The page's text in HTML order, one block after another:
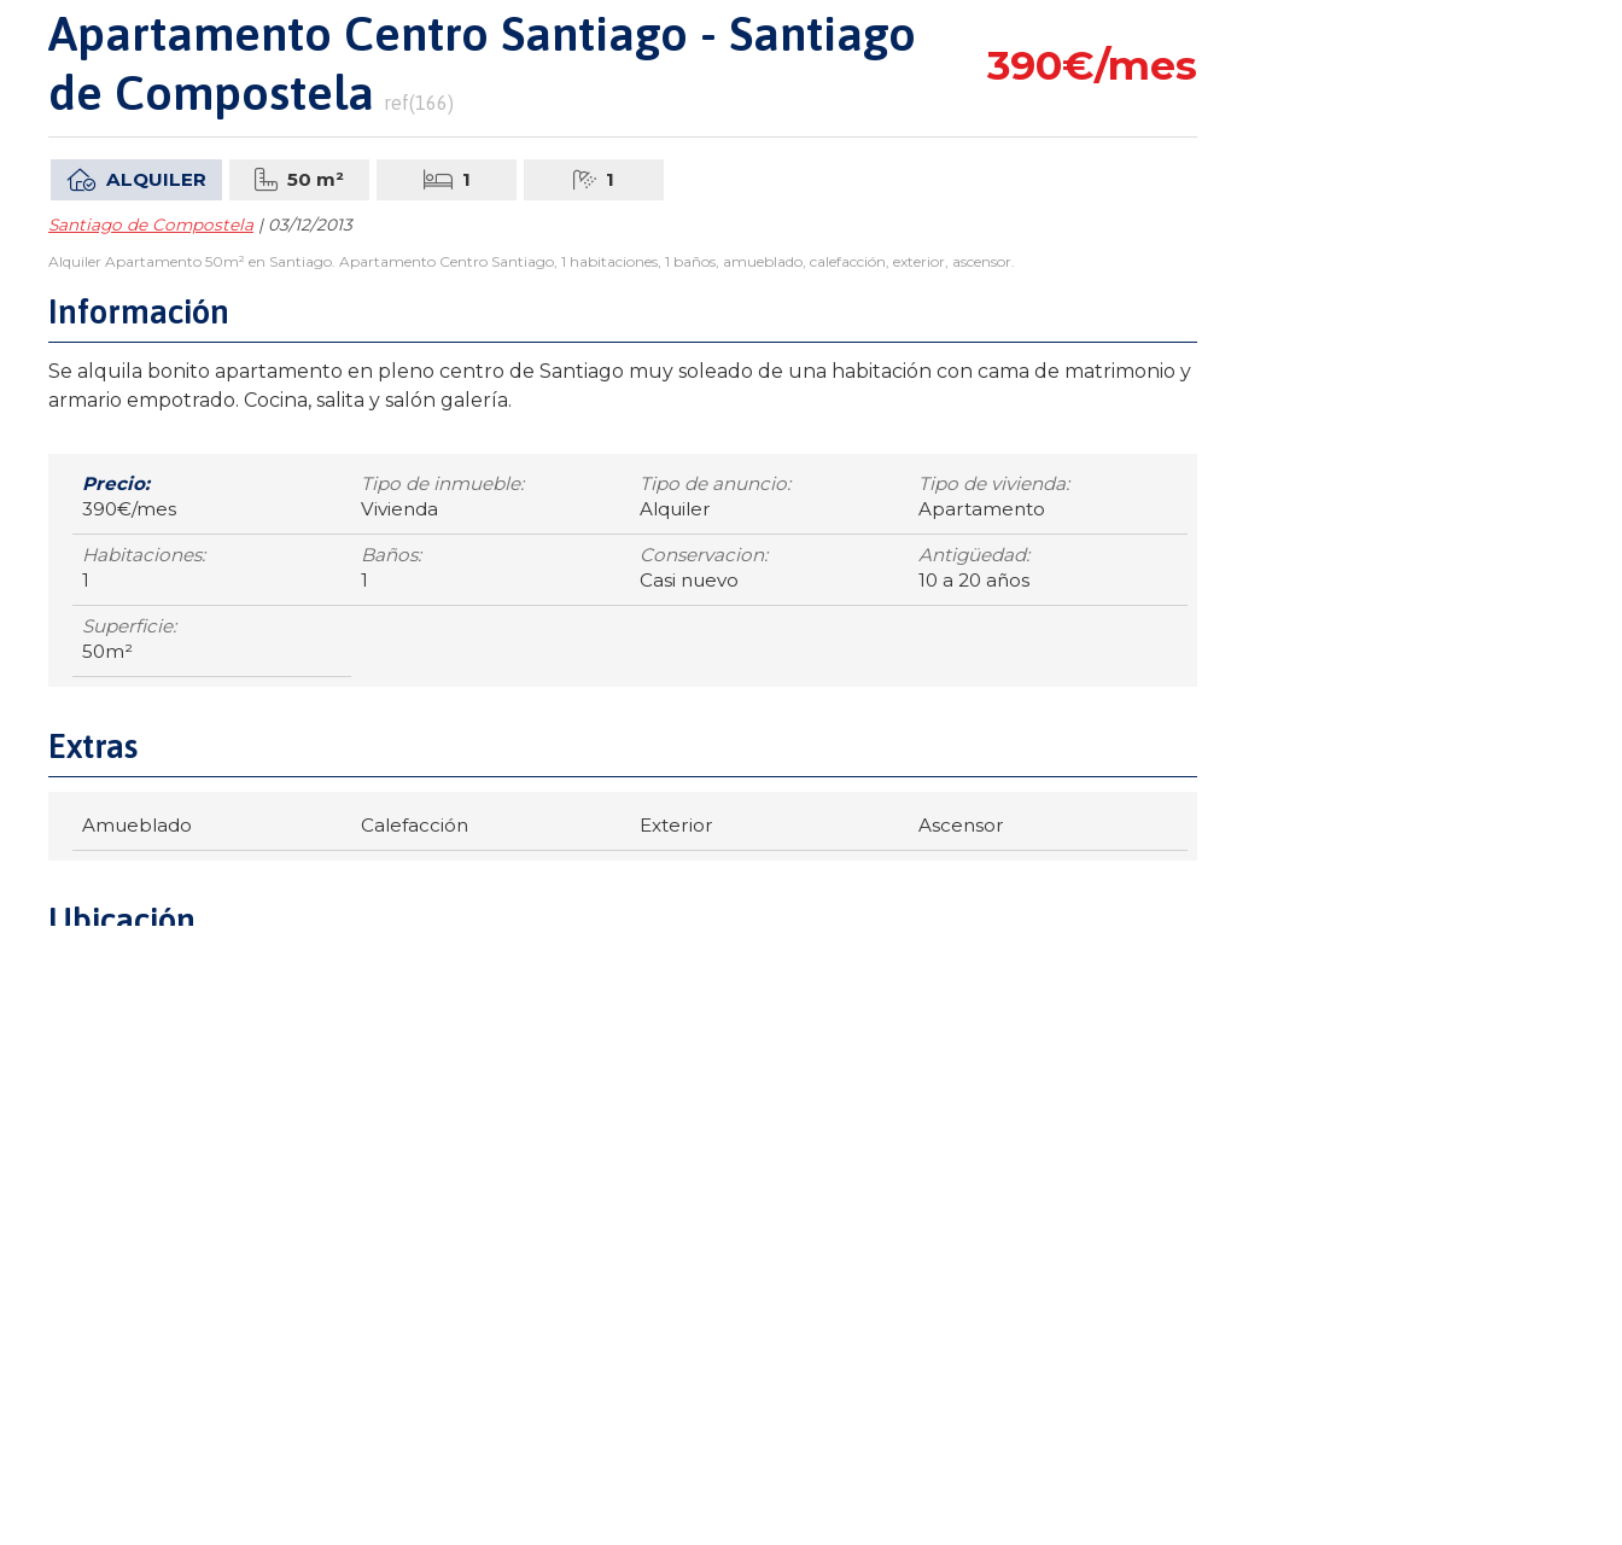
Apartamento Centro Santiago - Santiago
de Compostela
ref(166)
390€/mes
ALQUILER 50 m² 1 1
Santiago de Compostela | 03/12/2013
Alquiler Apartamento 50m² en Santiago. Apartamento Centro Santiago, 1 habitaciones, 1 baños, amueblado, calefacción, exterior, ascensor.
Información
Se alquila bonito apartamento en pleno centro de Santiago muy soleado de una habitación con cama de matrimonio y
armario empotrado. Cocina, salita y salón galería.
Precio:
390€/mes
Tipo de inmueble:
Vivienda
Tipo de anuncio:
Alquiler
Tipo de vivienda:
Apartamento
Habitaciones:
1
Baños:
1
Conservacion:
Casi nuevo
Antigüedad:
10 a 20 años
Superficie:
50m²
Extras
Amueblado Calefacción Exterior Ascensor
Ubicación